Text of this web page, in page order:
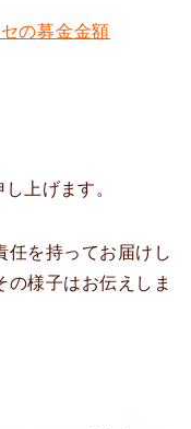
上げます。
任を持ってお届けし
の様子はお伝えしま